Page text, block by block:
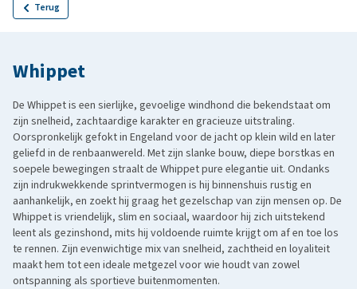
Terug
Whippet
De Whippet is een sierlijke, gevoelige windhond die bekendstaat om
zijn snelheid, zachtaardige karakter en gracieuze uitstraling.
Oorspronkelijk gefokt in Engeland voor de jacht op klein wild en later
geliefd in de renbaanwereld. Met zijn slanke bouw, diepe borstkas en
soepele bewegingen straalt de Whippet pure elegantie uit. Ondanks
zijn indrukwekkende sprintvermogen is hij binnenshuis rustig en
aanhankelijk, en zoekt hij graag het gezelschap van zijn mensen op. De
Whippet is vriendelijk, slim en sociaal, waardoor hij zich uitstekend
leent als gezinshond, mits hij voldoende ruimte krijgt om af en toe los
te rennen. Zijn evenwichtige mix van snelheid, zachtheid en loyaliteit
maakt hem tot een ideale metgezel voor wie houdt van zowel
ontspanning als sportieve buitenmomenten.